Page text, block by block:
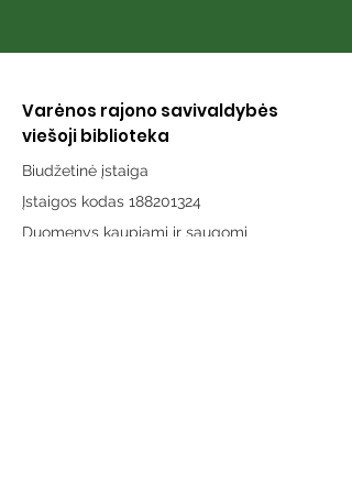
Varėnos rajono savivaldybės
viešoji biblioteka
Biudžetinė įstaiga
Įstaigos kodas 188201324
Duomenys kaupiami ir saugomi